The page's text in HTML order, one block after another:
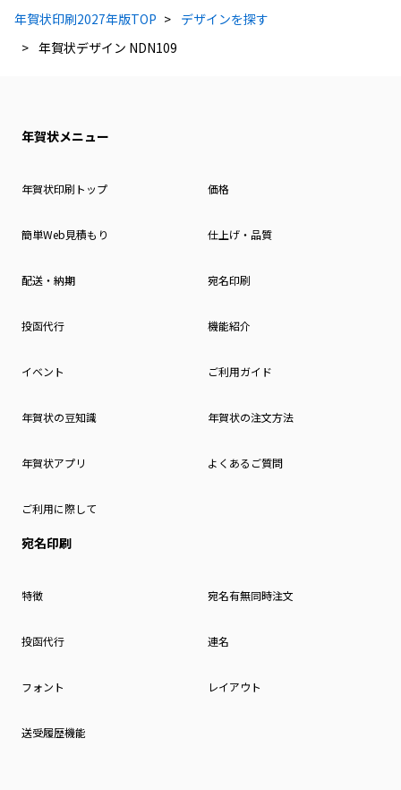
年賀状印刷2027年版TOP
デザインを探す
年賀状デザイン NDN109
年賀状メニュー
年賀状印刷トップ 価格
簡単Web見積もり 仕上げ・品質
配送・納期 宛名印刷
投函代行 機能紹介
イベント ご利用ガイド
年賀状の豆知識 年賀状の注文方法
年賀状アプリ よくあるご質問
ご利用に際して
宛名印刷
特徴 宛名有無同時注文
投函代行 連名
フォント レイアウト
送受履歴機能